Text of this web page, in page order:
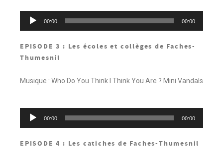
Lecteur
audio
00:00 00:00
EPISODE 3 : Les écoles et collèges de Faches-
Thumesnil
Musique : Who Do You Think I Think You Are ? Mini Vandals
Lecteur
audio
00:00 00:00
EPISODE 4 : Les catiches de Faches-Thumesnil